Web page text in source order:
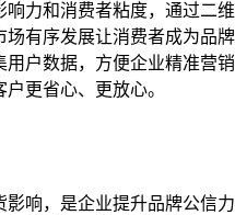
力和消费者粘度，通过二
有序发展让消费者成为品
户数据，方便企业精准营
更省心、更放心。
响，是企业提升品牌公信力